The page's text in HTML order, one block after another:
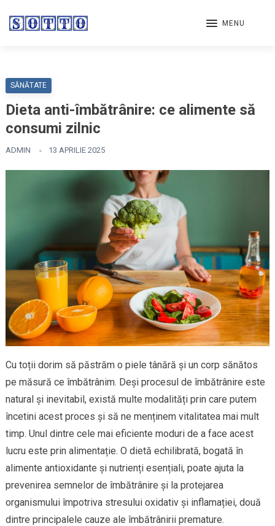
MENU
SĂNĂTATE
Dieta anti-îmbătrânire: ce alimente să
consumi zilnic
ADMIN 13 APRILIE 2025
Cu toții dorim să păstrăm o piele tânără și un corp sănătos
pe măsură ce îmbătrânim. Deși procesul de îmbătrânire este
natural și inevitabil, există multe modalități prin care putem
încetini acest proces și să ne menținem vitalitatea mai mult
timp. Unul dintre cele mai eficiente moduri de a face acest
lucru este prin alimentație. O dietă echilibrată, bogată în
alimente antioxidante și nutrienți esențiali, poate ajuta la
prevenirea semnelor de îmbătrânire și la protejarea
organismului împotriva stresului oxidativ și inflamației, două
dintre principalele cauze ale îmbătrânirii premature.